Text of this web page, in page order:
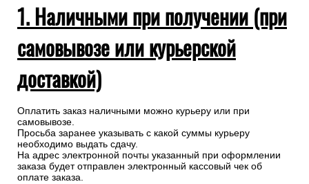
1. Наличными при получении (при
самовывозе или курьерской
доставкой)
Оплатить заказ наличными можно курьеру или при
самовывозе.
Просьба заранее указывать с какой суммы курьеру
необходимо выдать сдачу.
На адрес электронной почты указанный при оформлении
заказа будет отправлен электронный кассовый чек об
оплате заказа.